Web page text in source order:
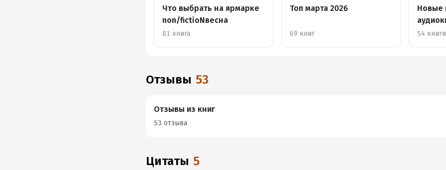
Что выбрать на ярмарке
non/fictioNвесна
81 книга
Топ марта 2026
69 книг
Новые
54 книги
Отзывы 53
Отзывы из книг
53 отзыва
Цитаты 5